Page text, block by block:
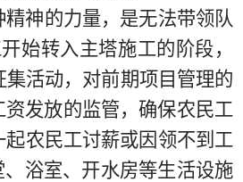
神的力量，是无法带领队
始转入主塔施工的阶段，
集活动，对前期项目管理的
资发放的监管，确保农民工
农民工讨薪或因领不到工
浴室、开水房等生活设施